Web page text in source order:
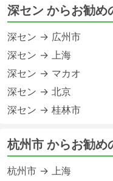
深セン からお勧め
深セン → 広州市
深セン → 上海
深セン → マカオ
深セン → 北京
深セン → 桂林市
杭州市 からお勧め
杭州市 → 上海